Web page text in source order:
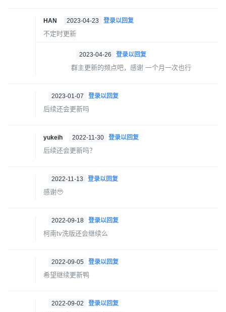
HAN 2023-04-23 登录以回复
不定时更新
2023-04-26 登录以回复
群主更新的频点吧，感谢 一个月一次也行
2023-01-07 登录以回复
后续还会更新吗
yukeih 2022-11-30 登录以回复
后续还会更新吗？
2022-11-13 登录以回复
感谢🥹
2022-09-18 登录以回复
柯南tv洗版还会继续么
2022-09-05 登录以回复
希望继续更新鸭
2022-09-02 登录以回复